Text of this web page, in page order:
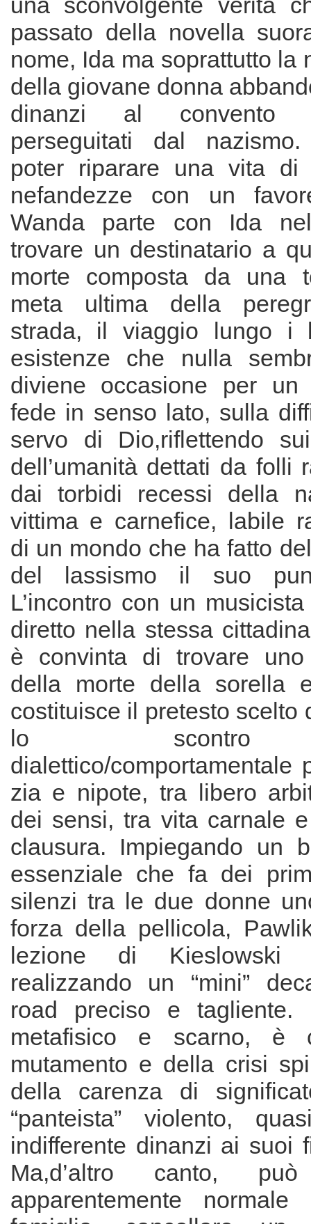
passato della novella
nome, Ida ma soprattutto la
della giovane donna
dinanzi al convento
perseguitati dal
poter riparare una vita di
nefandezze con un
Wanda parte con Ida
trovare un destinatario a
morte composta da una
meta ultima della
strada, il viaggio lungo i
esistenze che nulla
diviene occasione per un
fede in senso lato, sulla
servo di Dio,riflettendo
dell’umanità dettati da folli
dai torbidi recessi della
vittima e carnefice, labile
di un mondo che ha fatto
del lassismo il suo
L’incontro con un
diretto nella stessa
è convinta di trovare
della morte della sorella
costituisce il pretesto scelto
lo scontro
dialettico/comportamentale
zia e nipote, tra libero
dei sensi, tra vita carnale
clausura. Impiegando un
essenziale che fa dei
silenzi tra le due donne
forza della pellicola,
lezione di Kieslowski
realizzando un “mini”
road preciso e tagliente.
metafisico e scarno, è
mutamento e della crisi
della carenza di
“panteista” violento,
indifferente dinanzi ai suoi
Ma,d’altro canto,
apparentemente